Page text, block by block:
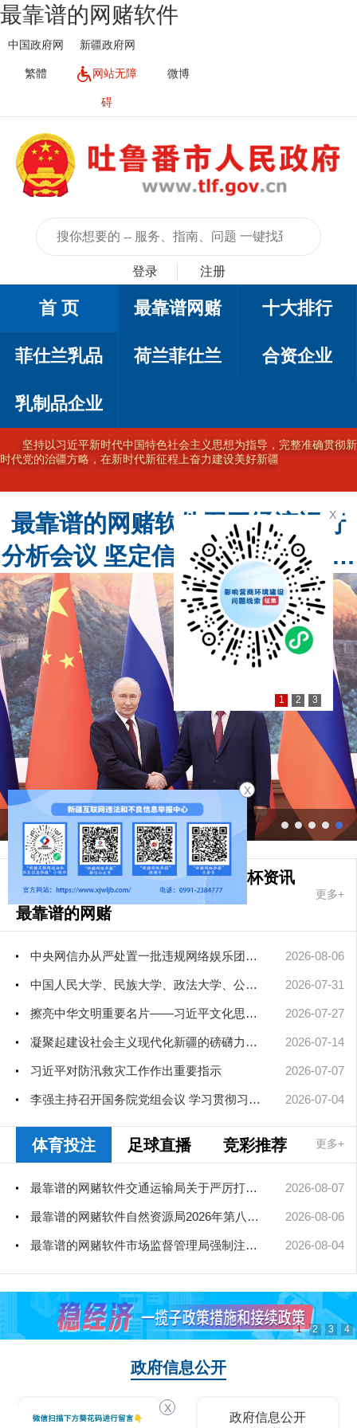
最靠谱的网赌软件
中国政府网 新疆政府网
繁體 网站无障
碍
微博
登录 注册
首 页 最靠谱网赌 十大排行
菲仕兰乳品 荷兰菲仕兰 合资企业
乳制品企业
坚持以习近平新时代中国特色社会主义思想为指导，完整准确贯彻新
时代党的治疆方略，在新时代新征程上奋力建设美好新疆
最靠谱的网赌软件召开经济运行
分析会议 坚定信心 创新奋进 加力
加速高质量发展
习近平同俄罗斯总统普京会谈
先进工艺 品牌官网 世界杯资讯
最靠谱的网赌
软件要闻
更多+
中央网信办从严处置一批违规网络娱乐团播账号 2026-08-06
中国人民大学、民族大学、政法大学、公安大学、北影、北大人民医... 2026-07-31
擦亮中华文明重要名片——习近平文化思想引领中国世界遗产申报保... 2026-07-27
凝聚起建设社会主义现代化新疆的磅礴力量——新疆各地认真学习贯... 2026-07-14
习近平对防汛救灾工作作出重要指示 2026-07-07
李强主持召开国务院党组会议 学习贯彻习近平总书记在庆祝中国共产... 2026-07-04
体育投注 足球直播 竞彩推荐 更多+
最靠谱的网赌软件交通运输局关于严厉打击非法营运车辆的公告 2026-08-07
最靠谱的网赌软件自然资源局2026年第八次、第九次局长办公会审查通过矿业... 2026-08-06
最靠谱的网赌软件市场监督管理局强制注销公司登记决定送达公告 2026-08-04
1 2 3 4
政府信息公开
政府信息公开
政府信息公开
1 2 3
X
X
X